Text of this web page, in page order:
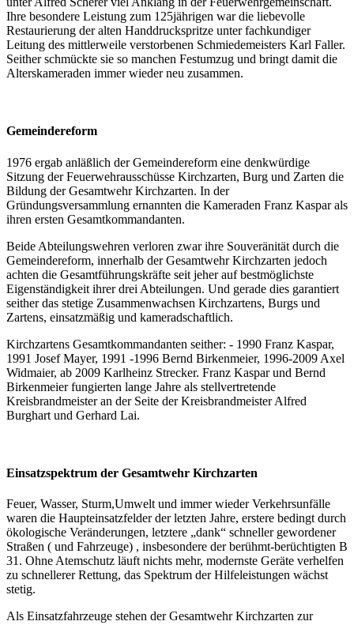
Ihre besondere Leistung zum 125jährigen war die liebevolle
Restaurierung der alten Handdruckspritze unter fachkundiger
Leitung des mittlerweile verstorbenen Schmiedemeisters Karl Faller.
Seither schmückte sie so manchen Festumzug und bringt damit die
Alterskameraden immer wieder neu zusammen.
Gemeindereform
1976 ergab anläßlich der Gemeindereform eine denkwürdige
Sitzung der Feuerwehrausschüsse Kirchzarten, Burg und Zarten die
Bildung der Gesamtwehr Kirchzarten. In der
Gründungsversammlung ernannten die Kameraden Franz Kaspar als
ihren ersten Gesamtkommandanten.
Beide Abteilungswehren verloren zwar ihre Souveränität durch die
Gemeindereform, innerhalb der Gesamtwehr Kirchzarten jedoch
achten die Gesamtführungskräfte seit jeher auf bestmöglichste
Eigenständigkeit ihrer drei Abteilungen. Und gerade dies garantiert
seither das stetige Zusammenwachsen Kirchzartens, Burgs und
Zartens, einsatzmäßig und kameradschaftlich.
Kirchzartens Gesamtkommandanten seither: - 1990 Franz Kaspar,
1991 Josef Mayer, 1991 -1996 Bernd Birkenmeier, 1996-2009 Axel
Widmaier, ab 2009 Karlheinz Strecker. Franz Kaspar und Bernd
Birkenmeier fungierten lange Jahre als stellvertretende
Kreisbrandmeister an der Seite der Kreisbrandmeister Alfred
Burghart und Gerhard Lai.
Einsatzspektrum der Gesamtwehr Kirchzarten
Feuer, Wasser, Sturm,Umwelt und immer wieder Verkehrsunfälle
waren die Haupteinsatzfelder der letzten Jahre, erstere bedingt durch
ökologische Veränderungen, letztere „dank“ schneller gewordener
Straßen ( und Fahrzeuge) , insbesondere der berühmt-berüchtigten B
31. Ohne Atemschutz läuft nichts mehr, modernste Geräte verhelfen
zu schnellerer Rettung, das Spektrum der Hilfeleistungen wächst
stetig.
Als Einsatzfahrzeuge stehen der Gesamtwehr Kirchzarten zur